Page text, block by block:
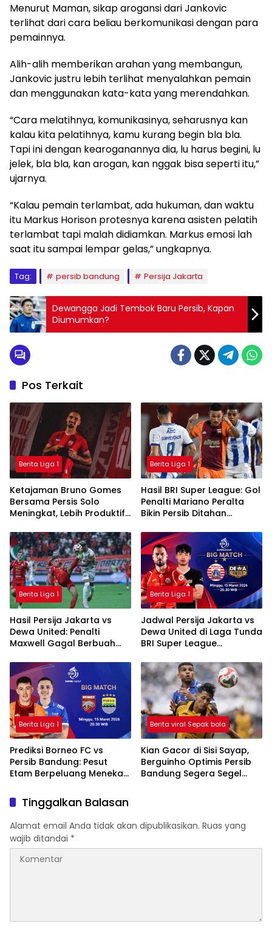
Menurut Maman, sikap arogansi dari Jankovic
terlihat dari cara beliau berkomunikasi dengan para
pemainnya.
Alih-alih memberikan arahan yang membangun,
Jankovic justru lebih terlihat menyalahkan pemain
dan menggunakan kata-kata yang merendahkan.
“Cara melatihnya, komunikasinya, seharusnya kan
kalau kita pelatihnya, kamu kurang begin bla bla.
Tapi ini dengan kearoganannya dia, lu harus begini, lu
jelek, bla bla, kan arogan, kan nggak bisa seperti itu,”
ujarnya.
“Kalau pemain terlambat, ada hukuman, dan waktu
itu Markus Horison protesnya karena asisten pelatih
terlambat tapi malah didiamkan. Markus emosi lah
saat itu sampai lempar gelas,” ungkapnya.
Tag: persib bandung Persija Jakarta
Dewangga Jadi Tembok Baru Persib, Kapan
Diumumkan?
Pos Terkait
Berita Liga 1
Ketajaman Bruno Gomes
Bersama Persis Solo
Meningkat, Lebih Produktif
Padang
Berita Liga 1
Hasil BRI Super League: Gol
Penalti Mariano Peralta
Bikin Persib Ditahan
Berita Liga 1
Hasil Persija Jakarta vs
Dewa United: Penalti
Maxwell Gagal Berbuah
Ditahan Imbang
Berita Liga 1
Jadwal Persija Jakarta vs
Dewa United di Laga Tunda
BRI Super League
Berita Liga 1
Prediksi Borneo FC vs
Persib Bandung: Pesut
Etam Berpeluang Menekan
Berita viral Sepak bola
Kian Gacor di Sisi Sayap,
Berguinho Optimis Persib
Bandung Segera Segel
Tinggalkan Balasan
Alamat email Anda tidak akan dipublikasikan. Ruas yang
wajib ditandai *